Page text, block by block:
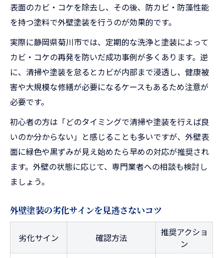
表面のカビ・コケを除去し、その後、防カビ・防藻性能
を持つ塗料で外壁塗装を行うのが効果的です。
実際に静岡県菊川市では、定期的な洗浄と塗装によって
カビ・コケの再発を防いだ成功事例が多くあります。逆
に、清掃や塗装を怠るとカビが内部まで浸透し、健康被
害や大規模な修繕が必要になるケースもあるため注意が
必要です。
初心者の方は「どのタイミングで清掃や塗装を行えば良
いのか分からない」と感じることも多いですが、外壁表
面に緑色や黒ずみが見え始めたら早めの対応が推奨され
ます。外壁の状態に応じて、専門業者への相談も検討し
ましょう。
外壁塗装の劣化サインを見逃さないコツ
劣化サイン 確認方法
推奨アクショ
ン